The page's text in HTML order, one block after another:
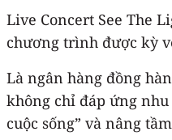
Live Concert See The
chương trình được kỳ
Là ngân hàng đồng
không chỉ đáp ứng
cuộc sống” và nâng